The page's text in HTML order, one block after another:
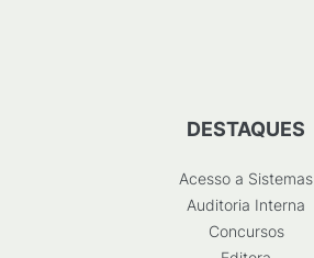
DESTAQUES
Acesso a Sistemas
Auditoria Interna
Concursos